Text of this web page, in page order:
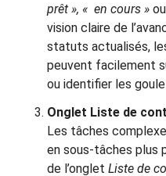
prêt », « en cours »
vision claire de
statuts actualisés,
peuvent facilement
ou identifier les
Onglet Liste de
Les tâches
en sous-tâches plus
de l’onglet Liste de